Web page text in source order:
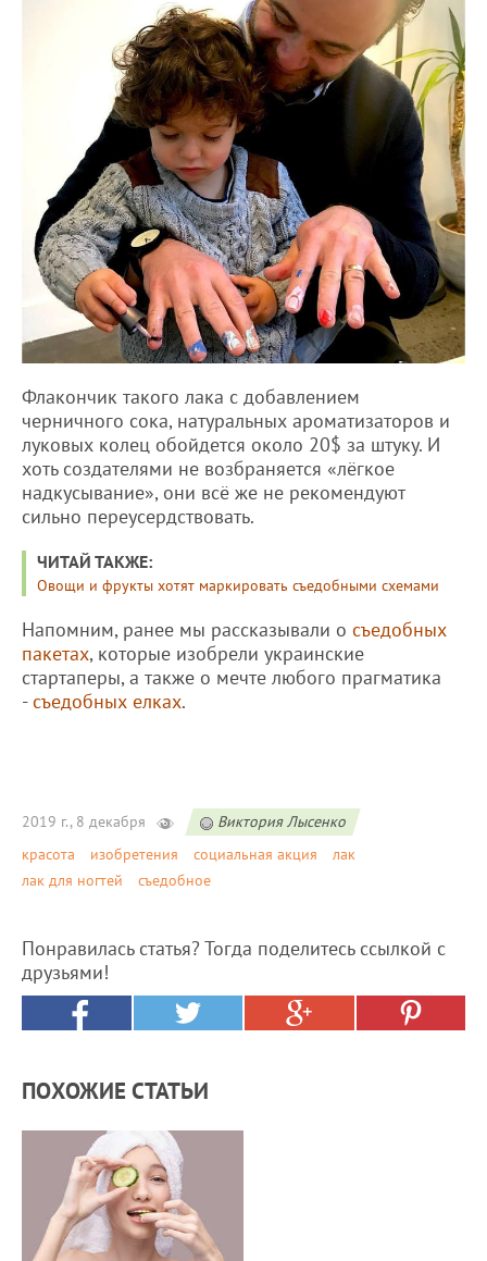
Флакончик такого лака с добавлением
черничного сока, натуральных ароматизаторов и
луковых колец обойдется около 20$ за штуку. И
хоть создателями не возбраняется «лёгкое
надкусывание», они всё же не рекомендуют
сильно переусердствовать.
ЧИТАЙ ТАКЖЕ:
Овощи и фрукты хотят маркировать съедобными схемами
Напомним, ранее мы рассказывали о съедобных
пакетах, которые изобрели украинские
стартаперы, а также о мечте любого прагматика
-съедобных елках.
2019 г., 8 декабря
Виктория Лысенко
красота
изобретения социальная акция
лак
лак для ногтей
съедобное
Понравилась статья? Тогда поделитесь ссылкой с
друзьями!
ПОХОЖИЕ СТАТЬИ